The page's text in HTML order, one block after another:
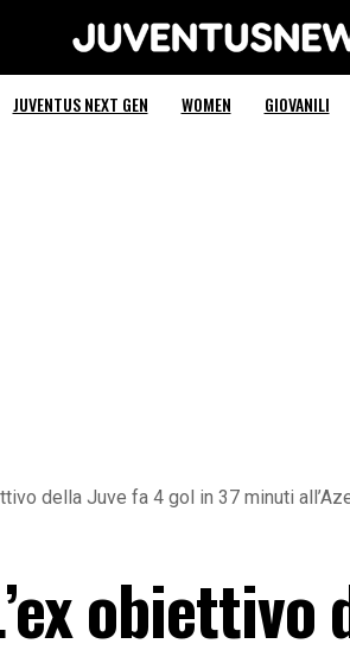
Juventus
JUVENTUS NEXT GEN WOMEN GIOVANILI
della Juve fa 4 gol in 37 minuti
obiettivo